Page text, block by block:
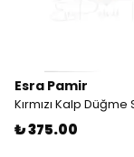
Esra Pamir
Kırmızı Kalp Düğme
₺ 375.00